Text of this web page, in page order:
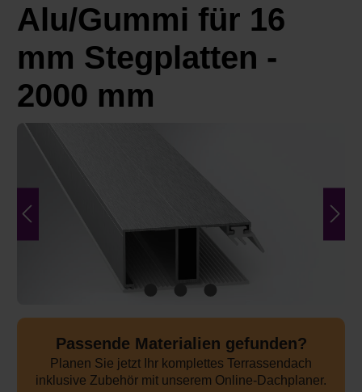
Alu/Gummi für 16
mm Stegplatten -
2000 mm
Bildergalerie überspringen
Passende Materialien gefunden?
Planen Sie jetzt Ihr komplettes Terrassendach
inklusive Zubehör mit unserem Online-Dachplaner.